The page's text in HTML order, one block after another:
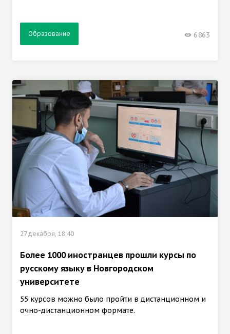
Образование 6863
27 декабря, 18:40
Более 1000 иностранцев прошли курсы по
русскому языку в Новгородском
университете
55 курсов можно было пройти в дистанционном и
очно-дистанционном формате.